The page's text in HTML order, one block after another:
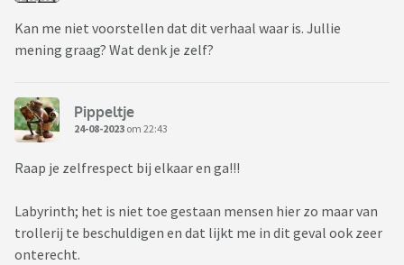
Kan me niet voorstellen dat dit verhaal waar is. Jullie
mening graag? Wat denk je zelf?
Pippeltje
24-08-2023 om 22:43
Raap je zelfrespect bij elkaar en ga!!!
Labyrinth; het is niet toe gestaan mensen hier zo maar van
trollerij te beschuldigen en dat lijkt me in dit geval ook zeer
onterecht.